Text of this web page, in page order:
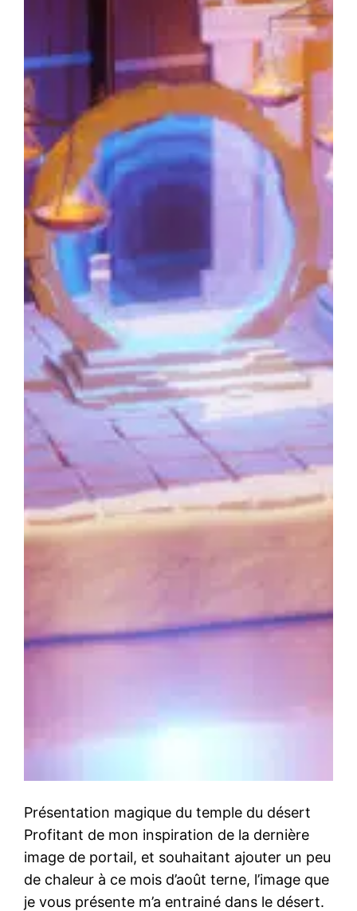
Présentation magique du temple du désert
Profitant de mon inspiration de la dernière
image de portail, et souhaitant ajouter un peu
de chaleur à ce mois d’août terne, l’image que
je vous présente m’a entrainé dans le désert.